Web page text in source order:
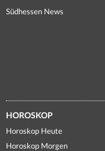
Südhessen News
HOROSKOP
Horoskop Heute
Horoskop Morgen